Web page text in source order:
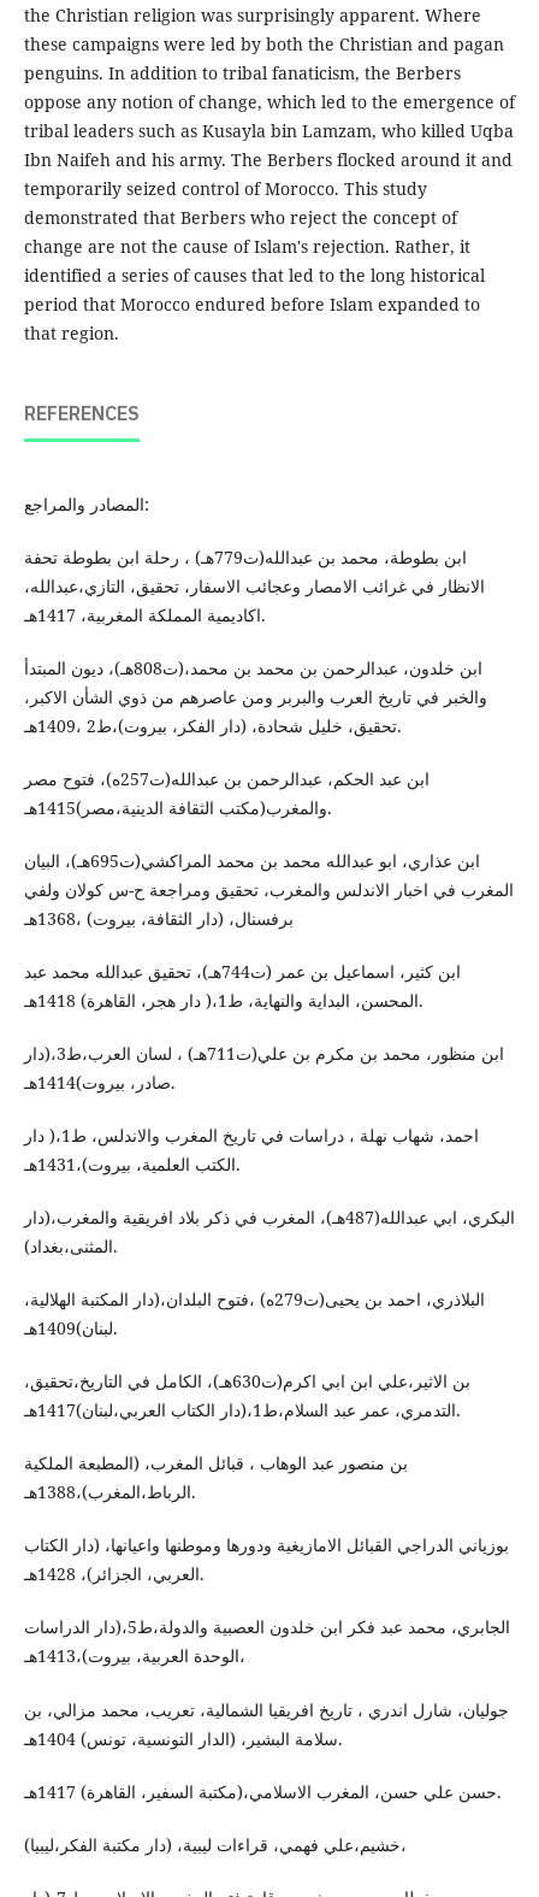
the Christian religion was surprisingly apparent. Where
these campaigns were led by both the Christian and pagan
penguins. In addition to tribal fanaticism, the Berbers
oppose any notion of change, which led to the emergence of
tribal leaders such as Kusayla bin Lamzam, who killed Uqba
Ibn Naifeh and his army. The Berbers flocked around it and
temporarily seized control of Morocco. This study
demonstrated that Berbers who reject the concept of
change are not the cause of Islam's rejection. Rather, it
identified a series of causes that led to the long historical
period that Morocco endured before Islam expanded to
that region.
REFERENCES
المصادر والمراجع:
ابن بطوطة، محمد بن عبدالله(ت779هـ) ، رحلة ابن بطوطة تحفة
الانظار في غرائب الامصار وعجائب الاسفار، تحقيق، التازي،عبدالله،
اكاديمية المملكة المغربية، 1417هـ.
ابن خلدون، عبدالرحمن بن محمد بن محمد،(ت808هـ)، ديون المبتدأ
والخبر في تاريخ العرب والبربر ومن عاصرهم من ذوي الشأن الاكبر،
تحقيق، خليل شحادة، (دار الفكر، بيروت)،ط2 ،1409هـ.
ابن عبد الحكم، عبدالرحمن بن عبدالله(ت257ه)، فتوح مصر
والمغرب(مكتب الثقافة الدينية،مصر)1415هـ.
ابن عذاري، ابو عبدالله محمد بن محمد المراكشي(ت695هـ)، البيان
المغرب في اخبار الاندلس والمغرب، تحقيق ومراجعة ح-س كولان ولفي
برفسنال، (دار الثقافة، بيروت) ،1368هـ
ابن كثير، اسماعيل بن عمر (ت744هـ)، تحقيق عبدالله محمد عبد
المحسن، البداية والنهاية، ط1،( دار هجر، القاهرة) 1418هـ.
ابن منظور، محمد بن مكرم بن علي(ت711هـ) ، لسان العرب،ط3،(دار
صادر، بيروت)1414هـ.
احمد، شهاب نهلة ، دراسات في تاريخ المغرب والاندلس، ط1،( دار
الكتب العلمية، بيروت)،1431هـ.
البكري، ابي عبدالله(487هـ)، المغرب في ذكر بلاد افريقية والمغرب،(دار
المثنى،بغداد).
البلاذري، احمد بن يحيى(ت279ه) ،فتوح البلدان،(دار المكتبة الهلالية،
لبنان)1409هـ.
بن الاثير،علي ابن ابي اكرم(ت630هـ)، الكامل في التاريخ،تحقيق،
التدمري، عمر عبد السلام،ط1،(دار الكتاب العربي،لبنان)1417هـ.
بن منصور عبد الوهاب ، قبائل المغرب، (المطبعة الملكية
الرباط،المغرب)،1388هـ.
بوزياني الدراجي القبائل الامازيغية ودورها وموطنها واعيانها، (دار الكتاب
العربي، الجزائر)، 1428هـ.
الجابري، محمد عبد فكر ابن خلدون العصبية والدولة،ط5،(دار الدراسات
الوحدة العربية، بيروت)،1413هـ،
جوليان، شارل اندري ، تاريخ افريقيا الشمالية، تعريب، محمد مزالي، بن
سلامة البشير، (الدار التونسية، تونس) 1404هـ.
حسن علي حسن، المغرب الاسلامي،(مكتبة السفير، القاهرة) 1417هـ.
خشيم،علي فهمي، قراءات ليبية، (دار مكتبة الفكر،ليبيا)،